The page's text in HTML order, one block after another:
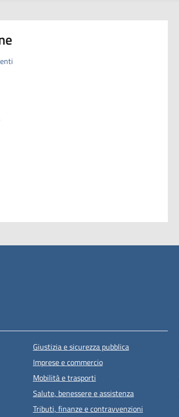
Giustizia e sicurezza pubblica
Imprese e commercio
Mobilità e trasporti
Salute, benessere e assistenza
Tributi, finanze e contravvenzioni